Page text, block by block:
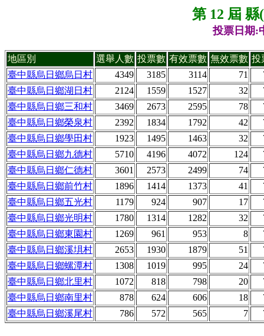
第 12 屆
投票日期:
地區別 選舉人數 投票數 有效票數 無效票數 投
臺中縣烏日鄉烏日村
4349 3185 3114 71
臺中縣烏日鄉湖日村
2124 1559 1527 32
臺中縣烏日鄉三和村
3469 2673 2595 78
臺中縣烏日鄉榮泉村
2392 1834 1792 42
臺中縣烏日鄉學田村
1923 1495 1463 32
臺中縣烏日鄉九德村
5710 4196 4072 124
臺中縣烏日鄉仁德村
3601 2573 2499 74
臺中縣烏日鄉前竹村
1896 1414 1373 41
臺中縣烏日鄉五光村
1179 924 907 17
臺中縣烏日鄉光明村
1780 1314 1282 32
臺中縣烏日鄉東園村
1269 961 953 8
臺中縣烏日鄉溪埧村
2653 1930 1879 51
臺中縣烏日鄉螺潭村
1308 1019 995 24
臺中縣烏日鄉北里村
1072 818 798 20
臺中縣烏日鄉南里村
878 624 606 18
臺中縣烏日鄉溪尾村
786 572 565 7